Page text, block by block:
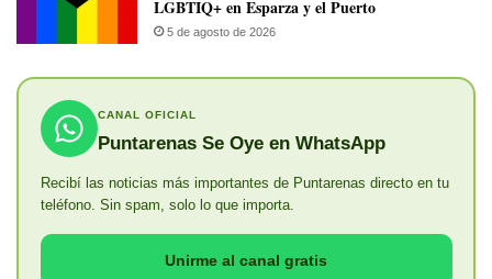
LGBTIQ+ en Esparza y el Puerto
5 de agosto de 2026
CANAL OFICIAL
Puntarenas Se Oye en WhatsApp
Recibí las noticias más importantes de Puntarenas directo en tu
teléfono. Sin spam, solo lo que importa.
Unirme al canal gratis